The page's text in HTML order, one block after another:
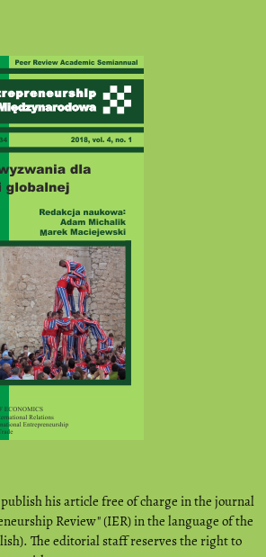
his article free of charge in the journal
Review" (IER) in the language of the
The editorial staff reserves the right to